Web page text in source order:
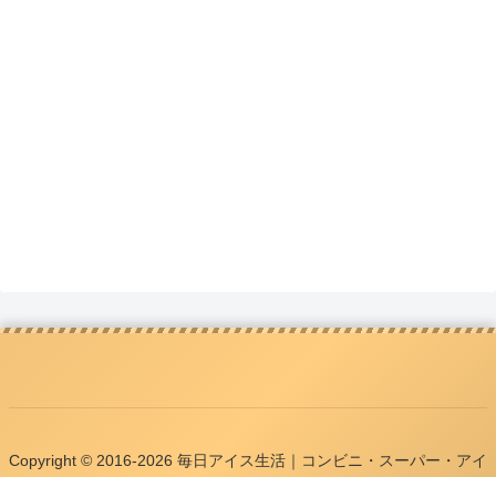
Copyright © 2016-2026 毎日アイス生活｜コンビニ・スーパー・アイ